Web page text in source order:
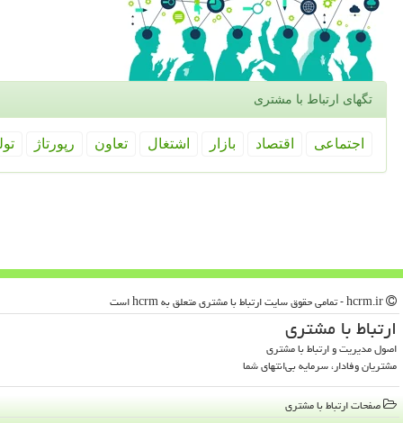
تگهای ارتباط با مشتری
اجتماعی اقتصاد بازار اشتغال تعاون رپورتاژ
ارتباط با مشتری
اصول مدیریت و ارتباط با مشتری
مشتریان وفادار، سرمایه بی‌انتهای شما
صفحات ارتباط با مشتری